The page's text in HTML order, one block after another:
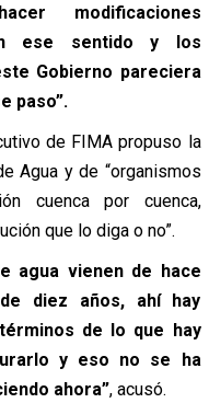
modificaciones
ese sentido y los
Gobierno pareciera
paso”.
de FIMA propuso la
Agua y de “organismos
cuenca por cuenca,
que lo diga o no”.
agua vienen de hace
diez años, ahí hay
de lo que hay
y eso no se ha
ahora”, acusó.